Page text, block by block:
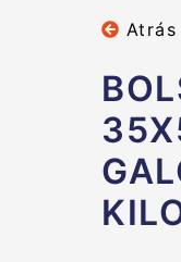
Atrás